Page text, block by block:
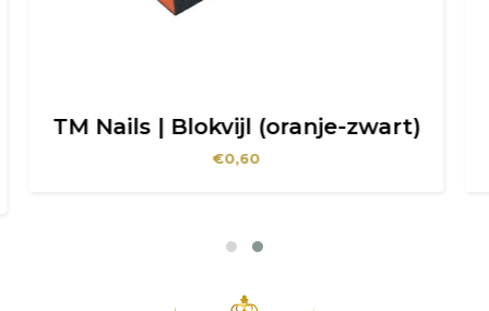
zwart) TM Nails | Blokvijl